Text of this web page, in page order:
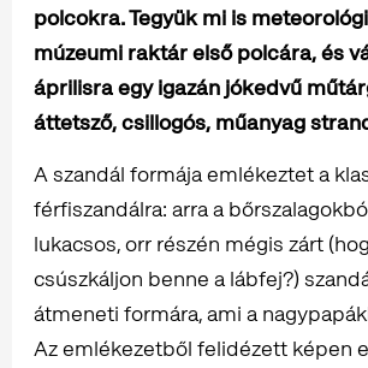
polcokra. Tegyük mi is
múzeumi raktár első polcára, és
áprilisra egy igazán jókedvű
áttetsző, csillogós, műanyag
A szandál formája emlékeztet a
férfiszandálra: arra a
lukacsos, orr részén mégis zárt
csúszkáljon benne a lábfej?)
átmeneti formára, ami a
Az emlékezetből felidézett képen